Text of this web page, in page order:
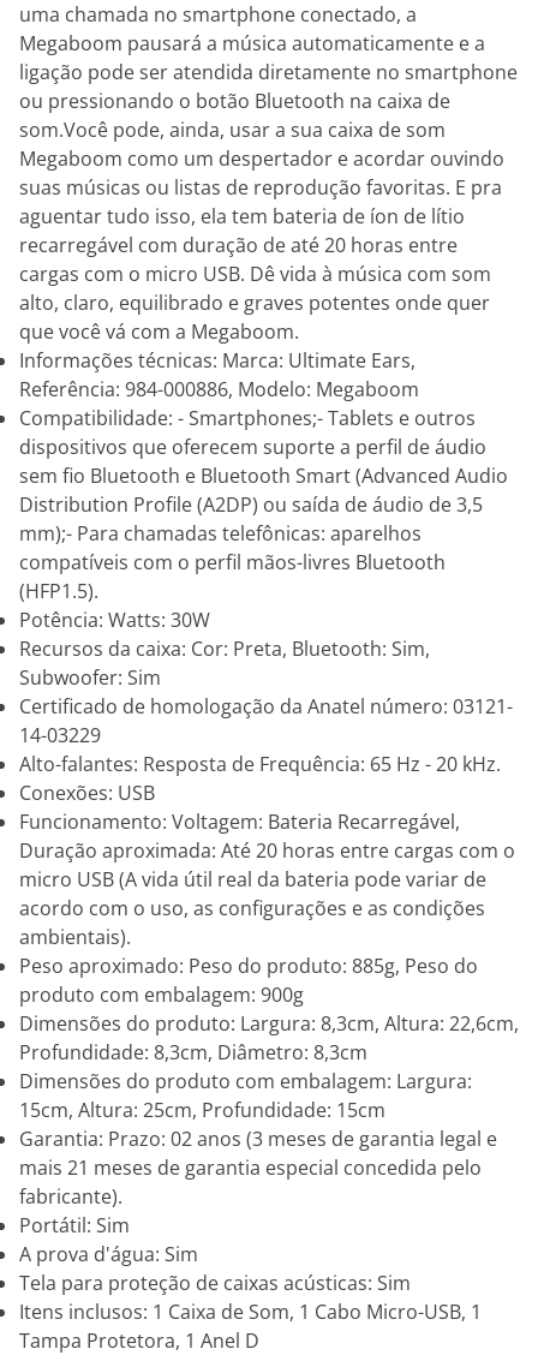
uma chamada no smartphone conectado, a
Megaboom pausará a música automaticamente e a
ligação pode ser atendida diretamente no smartphone
ou pressionando o botão Bluetooth na caixa de
som.Você pode, ainda, usar a sua caixa de som
Megaboom como um despertador e acordar ouvindo
suas músicas ou listas de reprodução favoritas. E pra
aguentar tudo isso, ela tem bateria de íon de lítio
recarregável com duração de até 20 horas entre
cargas com o micro USB. Dê vida à música com som
alto, claro, equilibrado e graves potentes onde quer
que você vá com a Megaboom.
Informações técnicas: Marca: Ultimate Ears,
Referência: 984-000886, Modelo: Megaboom
Compatibilidade: - Smartphones;- Tablets e outros
dispositivos que oferecem suporte a perfil de áudio
sem fio Bluetooth e Bluetooth Smart (Advanced Audio
Distribution Profile (A2DP) ou saída de áudio de 3,5
mm);- Para chamadas telefônicas: aparelhos
compatíveis com o perfil mãos-livres Bluetooth
(HFP1.5).
Potência: Watts: 30W
Recursos da caixa: Cor: Preta, Bluetooth: Sim,
Subwoofer: Sim
Certificado de homologação da Anatel número: 03121-
14-03229
Alto-falantes: Resposta de Frequência: 65 Hz - 20 kHz.
Conexões: USB
Funcionamento: Voltagem: Bateria Recarregável,
Duração aproximada: Até 20 horas entre cargas com o
micro USB (A vida útil real da bateria pode variar de
acordo com o uso, as configurações e as condições
ambientais).
Peso aproximado: Peso do produto: 885g, Peso do
produto com embalagem: 900g
Dimensões do produto: Largura: 8,3cm, Altura: 22,6cm,
Profundidade: 8,3cm, Diâmetro: 8,3cm
Dimensões do produto com embalagem: Largura:
15cm, Altura: 25cm, Profundidade: 15cm
Garantia: Prazo: 02 anos (3 meses de garantia legal e
mais 21 meses de garantia especial concedida pelo
fabricante).
Portátil: Sim
A prova d'água: Sim
Tela para proteção de caixas acústicas: Sim
Itens inclusos: 1 Caixa de Som, 1 Cabo Micro-USB, 1
Tampa Protetora, 1 Anel D